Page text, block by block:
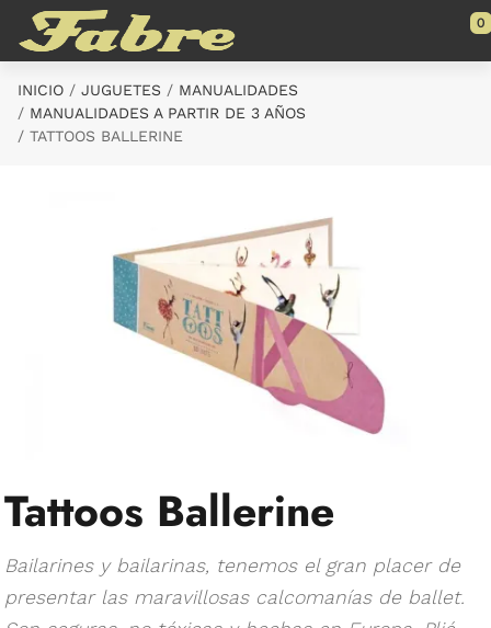
Saltar al contenido principal
0
INICIO JUGUETES
MANUALIDADES
MANUALIDADES A PARTIR DE 3 AÑOS
TATTOOS BALLERINE
Tattoos Ballerine
Bailarines y bailarinas, tenemos el gran placer de
presentar las maravillosas calcomanías de ballet.